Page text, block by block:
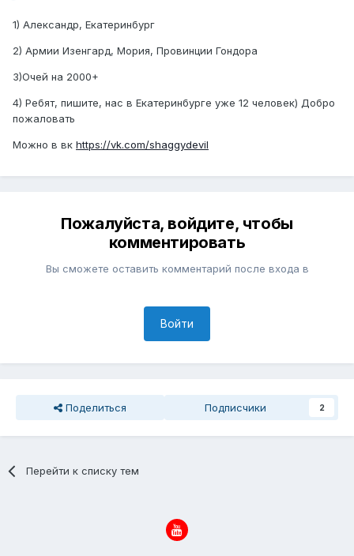
1) Александр, Екатеринбург
2) Армии Изенгард, Мория, Провинции Гондора
3)Очей на 2000+
4) Ребят, пишите, нас в Екатеринбурге уже 12 человек) Добро
пожаловать
Можно в вк https://vk.com/shaggydevil
Пожалуйста, войдите, чтобы
комментировать
Вы сможете оставить комментарий после входа в
Войти
Поделиться Подписчики 2
Перейти к списку тем